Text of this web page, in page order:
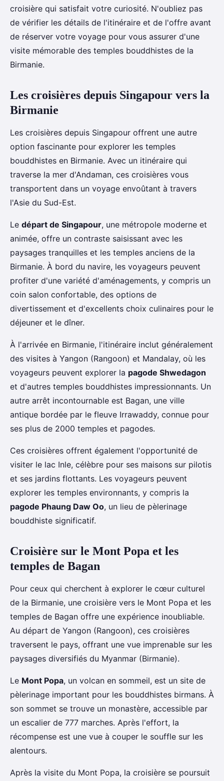
croisière qui satisfait votre curiosité. N'oubliez pas
de vérifier les détails de l'itinéraire et de l'offre avant
de réserver votre voyage pour vous assurer d'une
visite mémorable des temples bouddhistes de la
Birmanie.
Les croisières depuis Singapour vers la
Birmanie
Les croisières depuis Singapour offrent une autre
option fascinante pour explorer les temples
bouddhistes en Birmanie. Avec un itinéraire qui
traverse la mer d'Andaman, ces croisières vous
transportent dans un voyage envoûtant à travers
l'Asie du Sud-Est.
Le départ de Singapour, une métropole moderne et
animée, offre un contraste saisissant avec les
paysages tranquilles et les temples anciens de la
Birmanie. À bord du navire, les voyageurs peuvent
profiter d'une variété d'aménagements, y compris un
coin salon confortable, des options de
divertissement et d'excellents choix culinaires pour le
déjeuner et le dîner.
À l'arrivée en Birmanie, l'itinéraire inclut généralement
des visites à Yangon (Rangoon) et Mandalay, où les
voyageurs peuvent explorer la pagode Shwedagon
et d'autres temples bouddhistes impressionnants. Un
autre arrêt incontournable est Bagan, une ville
antique bordée par le fleuve Irrawaddy, connue pour
ses plus de 2000 temples et pagodes.
Ces croisières offrent également l'opportunité de
visiter le lac Inle, célèbre pour ses maisons sur pilotis
et ses jardins flottants. Les voyageurs peuvent
explorer les temples environnants, y compris la
pagode Phaung Daw Oo, un lieu de pèlerinage
bouddhiste significatif.
Croisière sur le Mont Popa et les
temples de Bagan
Pour ceux qui cherchent à explorer le cœur culturel
de la Birmanie, une croisière vers le Mont Popa et les
temples de Bagan offre une expérience inoubliable.
Au départ de Yangon (Rangoon), ces croisières
traversent le pays, offrant une vue imprenable sur les
paysages diversifiés du Myanmar (Birmanie).
Le Mont Popa, un volcan en sommeil, est un site de
pèlerinage important pour les bouddhistes birmans. À
son sommet se trouve un monastère, accessible par
un escalier de 777 marches. Après l'effort, la
récompense est une vue à couper le souffle sur les
alentours.
Après la visite du Mont Popa, la croisière se poursuit